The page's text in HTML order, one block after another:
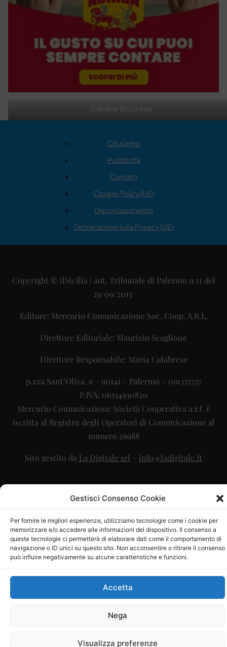
Gestisci Consenso Cookie
Per fornire le migliori esperienze, utilizziamo tecnologie come i cookie per
memorizzare e/o accedere alle informazioni del dispositivo. Il consenso a
queste tecnologie ci permetterà di elaborare dati come il comportamento di
navigazione o ID unici su questo sito. Non acconsentire o ritirare il consenso
può influire negativamente su alcune caratteristiche e funzioni.
Accetta
Nega
Visualizza preferenze
Daniele Discrede
Chi siamo
Pubblicità
Contatti
Cookie Policy (UE)
Disconoscimento
Dichiarazione sulla Privacy (UE)
Copyright © ilSicilia | aut. Tribunale di Palermo n.11 del
29/09/2015
Editore: Mercurio Comunicazione Soc. Coop. A.R.L.
Direttore Editoriale: Maurizio Scaglione
Direttore Responsabile: Maria Calabrese
p.zza Sant’Oliva, 9 – 90141 – Palermo – 091335557
P.IVA: 06334930820
Mercurio Comunicazione Società Cooperativa a r.l. è
iscritta al Registro degli Operatori di Comunicazione al
numero 26988
Sito gestito da La Digitale srl – info@ladigitale.it